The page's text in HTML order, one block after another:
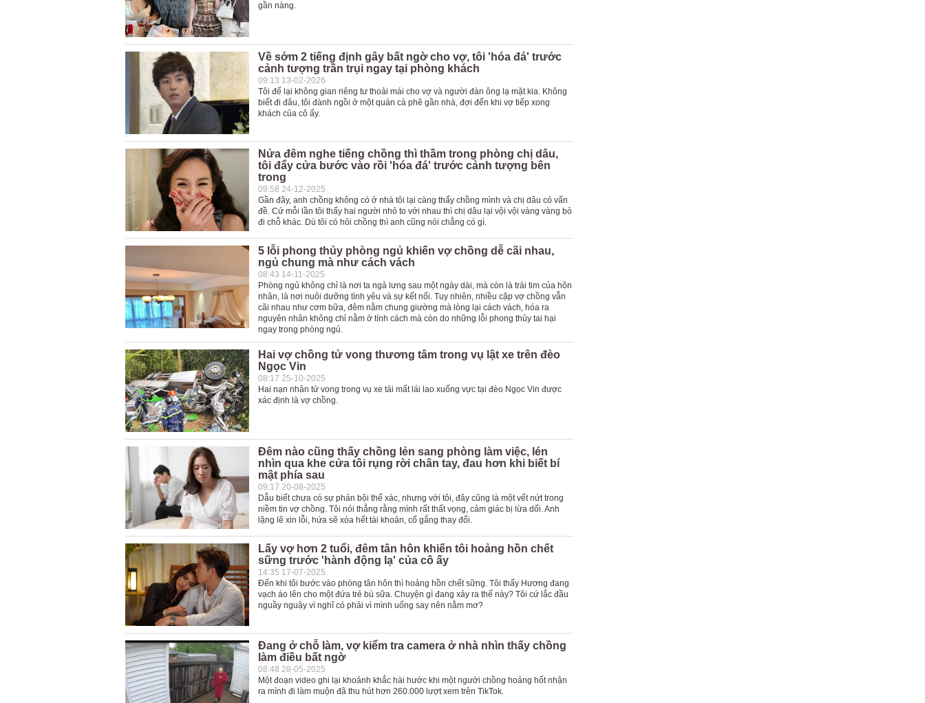
gần nàng.
Về sớm 2 tiếng định gây bất ngờ cho vợ, tôi 'hóa đá' trước
cảnh tượng trần trụi ngay tại phòng khách
09:13 13-02-2026
Tôi để lại không gian riêng tư thoải mái cho vợ và người đàn ông lạ mặt kia. Không
biết đi đâu, tôi đành ngồi ở một quán cà phê gần nhà, đợi đến khi vợ tiếp xong
khách của cô ấy.
Nửa đêm nghe tiếng chồng thì thầm trong phòng chị dâu,
tôi đẩy cửa bước vào rồi 'hóa đá' trước cảnh tượng bên
trong
09:58 24-12-2025
Gần đây, anh chồng không có ở nhà tôi lại càng thấy chồng mình và chị dâu có vấn
đề. Cứ mỗi lần tôi thấy hai người nhỏ to với nhau thì chị dâu lại vội vội vàng vàng bỏ
đi chỗ khác. Dù tôi có hỏi chồng thì anh cũng nói chẳng có gì.
5 lỗi phong thủy phòng ngủ khiến vợ chồng dễ cãi nhau,
ngủ chung mà như cách vách
08:43 14-11-2025
Phòng ngủ không chỉ là nơi ta ngả lưng sau một ngày dài, mà còn là trái tim của hôn
nhân, là nơi nuôi dưỡng tình yêu và sự kết nối. Tuy nhiên, nhiều cặp vợ chồng vẫn
cãi nhau như cơm bữa, đêm nằm chung giường mà lòng lại cách vách, hóa ra
nguyên nhân không chỉ nằm ở tính cách mà còn do những lỗi phong thủy tai hại
ngay trong phòng ngủ.
Hai vợ chồng tử vong thương tâm trong vụ lật xe trên đèo
Ngọc Vin
08:17 25-10-2025
Hai nạn nhân tử vong trong vụ xe tải mất lái lao xuống vực tại đèo Ngọc Vin được
xác định là vợ chồng.
Đêm nào cũng thấy chồng lẻn sang phòng làm việc, lén
nhìn qua khe cửa tôi rụng rời chân tay, đau hơn khi biết bí
mật phía sau
09:17 20-08-2025
Dẫu biết chưa có sự phản bội thể xác, nhưng với tôi, đây cũng là một vết nứt trong
niềm tin vợ chồng. Tôi nói thẳng rằng mình rất thất vọng, cảm giác bị lừa dối. Anh
lặng lẽ xin lỗi, hứa sẽ xóa hết tài khoản, cố gắng thay đổi.
Lấy vợ hơn 2 tuổi, đêm tân hôn khiến tôi hoảng hồn chết
sững trước 'hành động lạ' của cô ấy
14:35 17-07-2025
Đến khi tôi bước vào phòng tân hôn thì hoảng hồn chết sững. Tôi thấy Hương đang
vạch áo lên cho một đứa trẻ bú sữa. Chuyện gì đang xảy ra thế này? Tôi cứ lắc đầu
nguầy nguậy vì nghĩ có phải vì mình uống say nên nằm mơ?
Đang ở chỗ làm, vợ kiểm tra camera ở nhà nhìn thấy chồng
làm điều bất ngờ
08:48 28-05-2025
Một đoạn video ghi lại khoảnh khắc hài hước khi một người chồng hoảng hốt nhận
ra mình đi làm muộn đã thu hút hơn 260.000 lượt xem trên TikTok.